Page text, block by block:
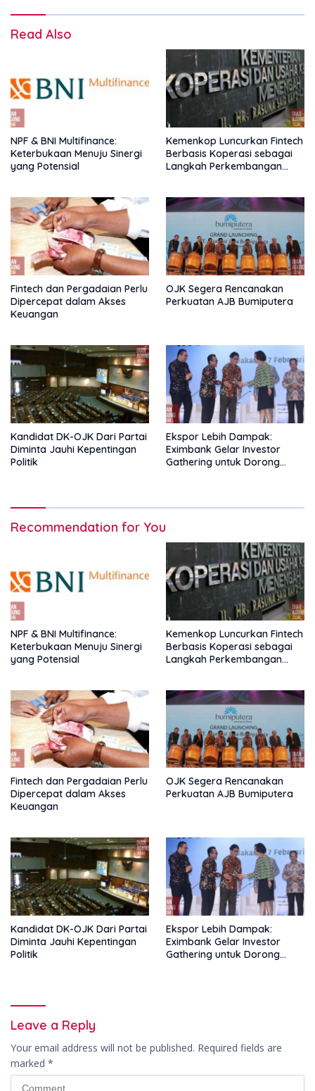
Read Also
NPF & BNI Multifinance:
Keterbukaan Menuju Sinergi
yang Potensial
Kemenkop Luncurkan Fintech
Berbasis Koperasi sebagai
Langkah Perkembangan
Fintech dan Pergadaian Perlu
Dipercepat dalam Akses
Keuangan
OJK Segera Rencanakan
Perkuatan AJB Bumiputera
Kandidat DK-OJK Dari Partai
Diminta Jauhi Kepentingan
Politik
Ekspor Lebih Dampak:
Eximbank Gelar Investor
Gathering untuk Dorong
Recommendation for You
NPF & BNI Multifinance:
Keterbukaan Menuju Sinergi
yang Potensial
Kemenkop Luncurkan Fintech
Berbasis Koperasi sebagai
Langkah Perkembangan
Fintech dan Pergadaian Perlu
Dipercepat dalam Akses
Keuangan
OJK Segera Rencanakan
Perkuatan AJB Bumiputera
Kandidat DK-OJK Dari Partai
Diminta Jauhi Kepentingan
Politik
Ekspor Lebih Dampak:
Eximbank Gelar Investor
Gathering untuk Dorong
Leave a Reply
Your email address will not be published. Required fields are
marked *